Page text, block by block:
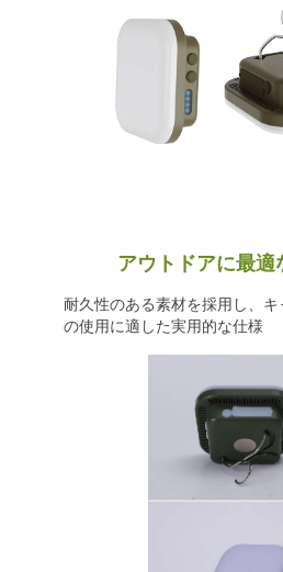
アウトドアに最適
耐久性のある素材を採用し、
の使用に適した実用的な仕様